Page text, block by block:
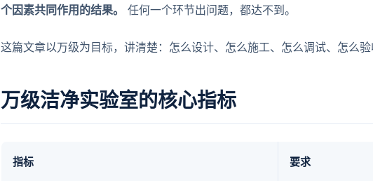
个因素共同作用的结果。
任何一个环节出问题，都达不到。
这篇文章以万级为目标，讲清楚：怎么设计、怎么施工、怎么调试、怎么
万级洁净实验室的核心指标
指标 要求